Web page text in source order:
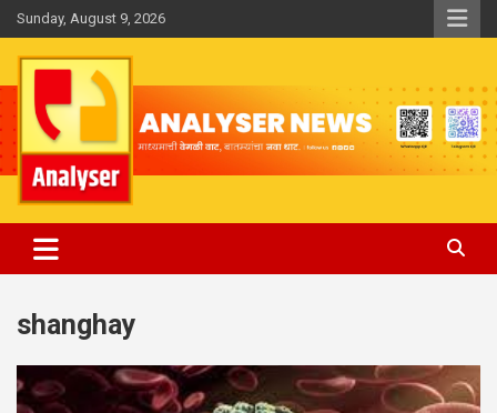
Skip
to
content
Sunday, August 9, 2026
Analyser
shanghay